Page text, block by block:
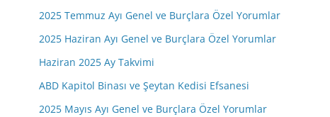
2025 Temmuz Ayı Genel ve Burçlara Özel Yorumlar
2025 Haziran Ayı Genel ve Burçlara Özel Yorumlar
Haziran 2025 Ay Takvimi
ABD Kapitol Binası ve Şeytan Kedisi Efsanesi
2025 Mayıs Ayı Genel ve Burçlara Özel Yorumlar